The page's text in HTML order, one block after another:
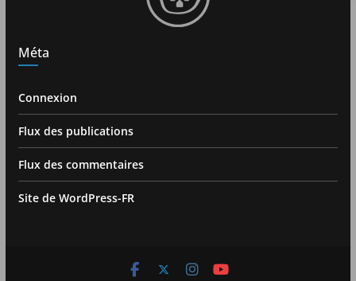
Méta
Connexion
Flux des publications
Flux des commentaires
Site de WordPress-FR